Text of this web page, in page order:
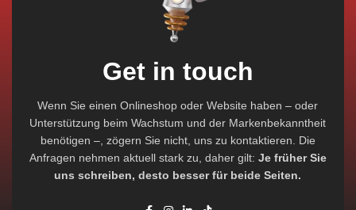
Get in touch
Wenn Sie einen Onlineshop oder Website haben – oder
Unterstützung beim Wachstum und der Markenbekanntheit
benötigen –, zögern Sie nicht, uns zu kontaktieren. Die
Anfragen nehmen aktuell stark zu, daher gilt: Je früher Sie
uns schreiben, desto besser für beide Seiten.